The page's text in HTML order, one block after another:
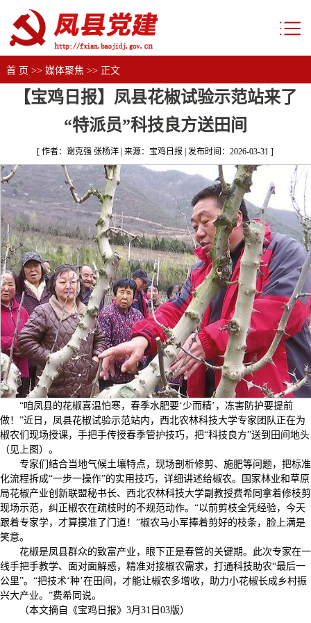
首 页 >> 媒体聚焦 >> 正文
【宝鸡日报】凤县花椒试验示范站来了
“特派员”科技良方送田间
[ 作者：谢克强 张杨洋 | 来源：宝鸡日报 | 发布时间：2026-03-31 ]
“咱凤县的花椒喜温怕寒，春季水肥要‘少而精’，冻害防护要提前
做！”近日，凤县花椒试验示范站内，西北农林科技大学专家团队正在为
椒农们现场授课，手把手传授春季管护技巧，把“科技良方”送到田间地头
（见上图）。
专家们结合当地气候土壤特点，现场剖析修剪、施肥等问题，把标准
化流程拆成“一步一操作”的实用技巧，详细讲述给椒农。国家林业和草原
局花椒产业创新联盟秘书长、西北农林科技大学副教授费希同拿着修枝剪
现场示范，纠正椒农在疏枝时的不规范动作。“以前剪枝全凭经验，今天
跟着专家学，才算摸准了门道！”椒农马小军捧着剪好的枝条，脸上满是
笑意。
花椒是凤县群众的致富产业，眼下正是春管的关键期。此次专家在一
线手把手教学、面对面解惑，精准对接椒农需求，打通科技助农“最后一
公里”。“把技术‘种’在田间，才能让椒农多增收，助力小花椒长成乡村振
兴大产业。”费希同说。
（本文摘自《宝鸡日报》3月31日03版）